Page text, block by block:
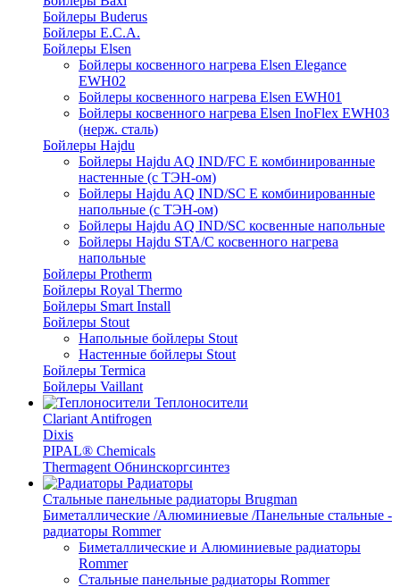
Бойлеры Buderus
Бойлеры E.C.A.
Бойлеры Elsen
Бойлеры косвенного нагрева Elsen Elegance
EWH02
Бойлеры косвенного нагрева Elsen EWH01
Бойлеры косвенного нагрева Elsen InoFlex EWH03
(нерж. сталь)
Бойлеры Hajdu
Бойлеры Hajdu AQ IND/FC E комбинированные
настенные (с ТЭН-ом)
Бойлеры Hajdu AQ IND/SC E комбинированные
напольные (с ТЭН-ом)
Бойлеры Hajdu AQ IND/SC косвенные напольные
Бойлеры Hajdu STA/C косвенного нагрева
напольные
Бойлеры Protherm
Бойлеры Royal Thermo
Бойлеры Smart Install
Бойлеры Stout
Напольные бойлеры Stout
Настенные бойлеры Stout
Бойлеры Termica
Бойлеры Vaillant
Теплоносители
Clariant Antifrogen
Dixis
PIPAL® Chemicals
Thermagent Обнинскоргсинтез
Радиаторы
Стальные панельные радиаторы Brugman
Биметаллические /Алюминиевые /Панельные стальные -
радиаторы Rommer
Биметаллические и Алюминиевые радиаторы
Rommer
Стальные панельные радиаторы Rommer